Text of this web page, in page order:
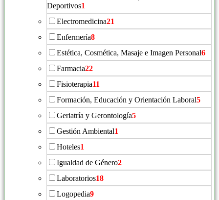
Deportivos1
Electromedicina21
Enfermería8
Estética, Cosmética, Masaje e Imagen Personal6
Farmacia22
Fisioterapia11
Formación, Educación y Orientación Laboral5
Geriatría y Gerontología5
Gestión Ambiental1
Hoteles1
Igualdad de Género2
Laboratorios18
Logopedia9